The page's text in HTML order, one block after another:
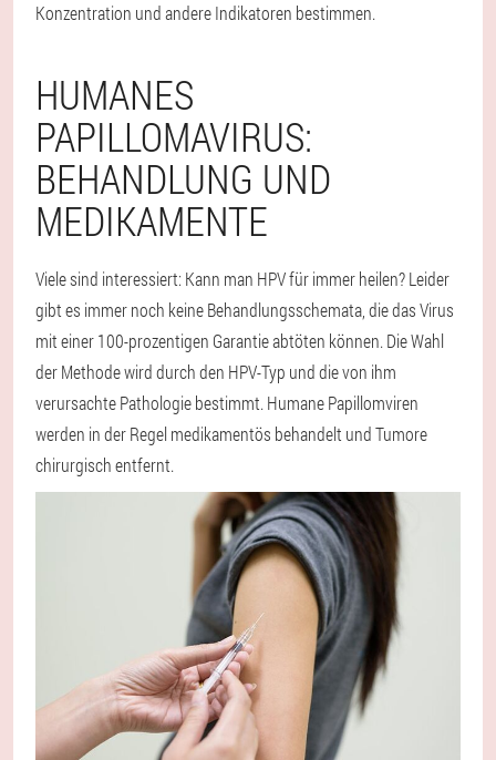
Konzentration und andere Indikatoren bestimmen.
HUMANES
PAPILLOMAVIRUS:
BEHANDLUNG UND
MEDIKAMENTE
Viele sind interessiert: Kann man HPV für immer heilen? Leider
gibt es immer noch keine Behandlungsschemata, die das Virus
mit einer 100-prozentigen Garantie abtöten können. Die Wahl
der Methode wird durch den HPV-Typ und die von ihm
verursachte Pathologie bestimmt. Humane Papillomviren
werden in der Regel medikamentös behandelt und Tumore
chirurgisch entfernt.